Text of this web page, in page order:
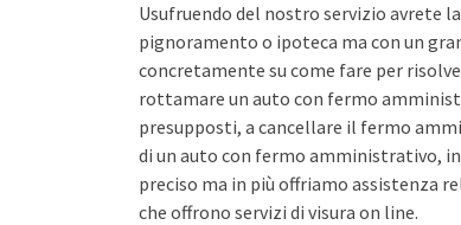
Usufruendo del nostro servizio avrete
pignoramento o ipoteca ma con un
concretamente su come fare per
rottamare un auto con fermo
presupposti, a cancellare il fermo
di un auto con fermo amministrativo,
preciso ma in più offriamo assistenza
che offrono servizi di visura on line.